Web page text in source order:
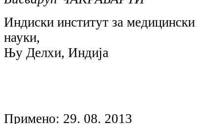
Индиски институт за медицински
науки,
Њу Делхи, Индија
Примено: 29. 08. 2013